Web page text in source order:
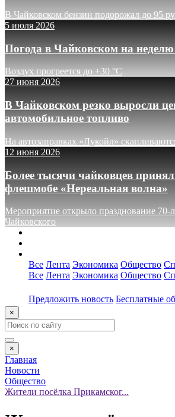
В Чайковском бензин подорожал до 95
5 июля 2026
Погода в Чайковском на
Воздух прогреется до +30 °C
27 июня 2026
В Чайковском резко выросли
автомобильное топливо
На автозаправках «Лукойл»
12 июня 2026
Более тысячи чайковцев
флешмобе «Нереальная волна»
Мероприятие открыло празднование 70-
Чайковского
Все Лента Экономика Общество
Все Лента Экономика Общество
Предложить новость Бесплатные
×
×
Главная
Новости
Общество
Жители посёлка Прикамског...